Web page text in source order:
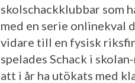
skolschackklubbar som
med en serie onlinekval
vidare till en fysisk
spelades Schack i
att i år ha utökats med